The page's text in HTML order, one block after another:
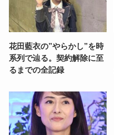
花田藍衣の”やらかし”を時
系列で辿る。契約解除に至
るまでの全記録